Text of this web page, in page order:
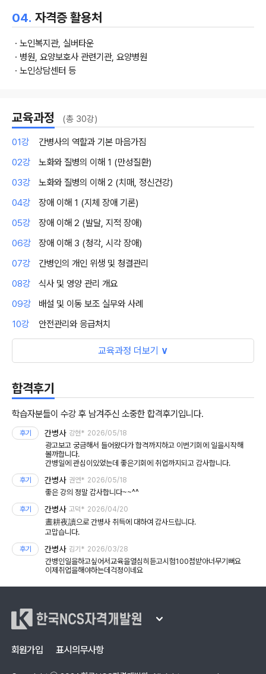
04. 자격증 활용처
ㆍ노인복지관, 실버타운
ㆍ병원, 요양보호사 관련기관, 요양병원
ㆍ노인상담센터 등
교육과정 (총 30강)
01강
간병사의 역할과 기본 마음가짐
02강
노화와 질병의 이해 1 (만성질환)
03강
노화와 질병의 이해 2 (치매, 정신건강)
04강
장애 이해 1 (지체 장애 기론)
05강
장애 이해 2 (발달, 지적 장애)
06강
장애 이해 3 (청각, 시각 장애)
07강
간병인의 개인 위생 및 청결관리
08강
식사 및 영양 관리 개요
09강
배설 및 이동 보조 실무와 사례
10강
안전관리와 응급처치
교육과정 더보기 ∨
합격후기
학습자분들이 수강 후 남겨주신 소중한 합격후기입니다.
후기 간병사 강현* 2026/05/18
광고보고 궁금해서 들어왔다가 합격까지하고 이번기회에 일을시작해
볼까합니다.
간병일에 관심이있었는데 좋은기회에 취업까지되고 감사합니다.
후기 간병사 권연* 2026/05/18
좋은 강의 정말 감사합니다~~^^
후기 간병사 고덕* 2026/04/20
晝耕夜讀으로 간병사 취득에 대하여 감사드립니다.
고맙습니다.
후기 간병사 김기* 2026/03/28
간병인일을하고싶어서교육을열심히듣고시험100점받아너무기뻐요
이제취업을해야하는데걱정이네요
한국NCS자격개발원
회원가입 표시의무사항